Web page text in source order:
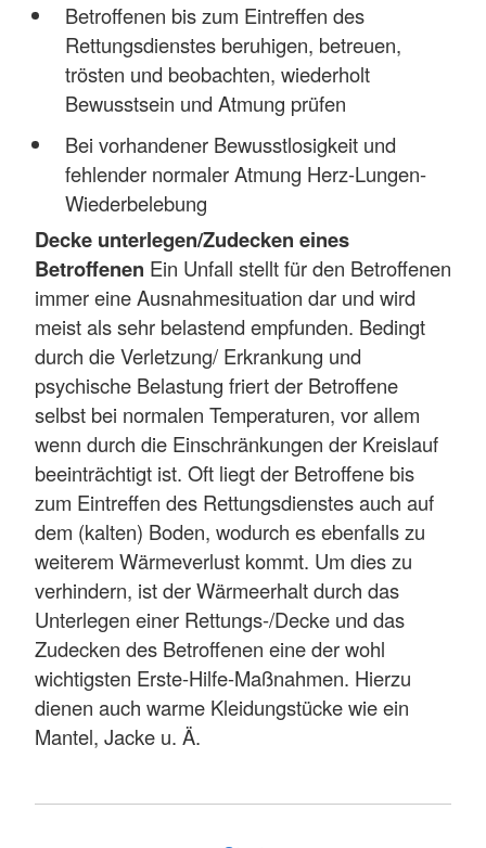
Betroffenen bis zum Eintreffen des
Rettungsdienstes beruhigen, betreuen,
trösten und beobachten, wiederholt
Bewusstsein und Atmung prüfen
Bei vorhandener Bewusstlosigkeit und
fehlender normaler Atmung Herz-Lungen-
Wiederbelebung
Decke unterlegen/Zudecken eines
Betroffenen Ein Unfall stellt für den Betroffenen
immer eine Ausnahmesituation dar und wird
meist als sehr belastend empfunden. Bedingt
durch die Verletzung/ Erkrankung und
psychische Belastung friert der Betroffene
selbst bei normalen Temperaturen, vor allem
wenn durch die Einschränkungen der Kreislauf
beeinträchtigt ist. Oft liegt der Betroffene bis
zum Eintreffen des Rettungsdienstes auch auf
dem (kalten) Boden, wodurch es ebenfalls zu
weiterem Wärmeverlust kommt. Um dies zu
verhindern, ist der Wärmeerhalt durch das
Unterlegen einer Rettungs-/Decke und das
Zudecken des Betroffenen eine der wohl
wichtigsten Erste-Hilfe-Maßnahmen. Hierzu
dienen auch warme Kleidungstücke wie ein
Mantel, Jacke u. Ä.